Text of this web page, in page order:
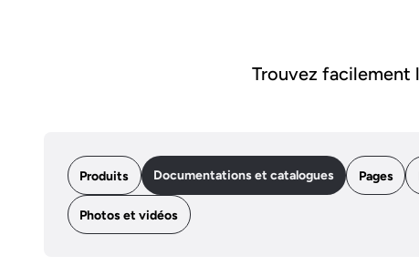
Trouvez facilement
Produits Documentations et catalogues Pages
Photos et vidéos